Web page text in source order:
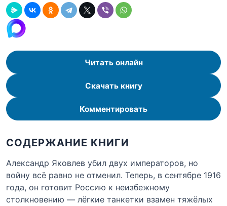
Читать онлайн
Скачать книгу
Комментировать
СОДЕРЖАНИЕ КНИГИ
Александр Яковлев убил двух императоров, но
войну всё равно не отменил. Теперь, в сентябре 1916
года, он готовит Россию к неизбежному
столкновению — лёгкие танкетки взамен тяжёлых